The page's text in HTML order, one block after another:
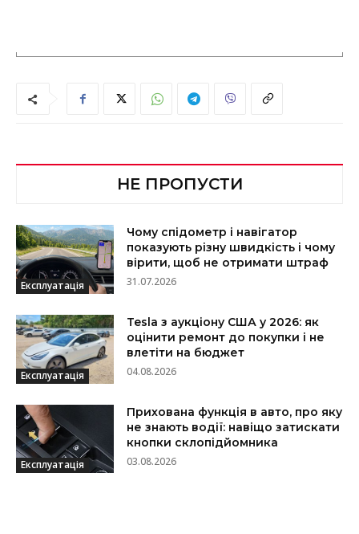
НЕ ПРОПУСТИ
Експлуатація
Чому спідометр і навігатор
показують різну швидкість і чому
вірити, щоб не отримати штраф
31.07.2026
Експлуатація
Tesla з аукціону США у 2026: як
оцінити ремонт до покупки і не
влетіти на бюджет
04.08.2026
Експлуатація
Прихована функція в авто, про яку
не знають водії: навіщо затискати
кнопки склопідйомника
03.08.2026